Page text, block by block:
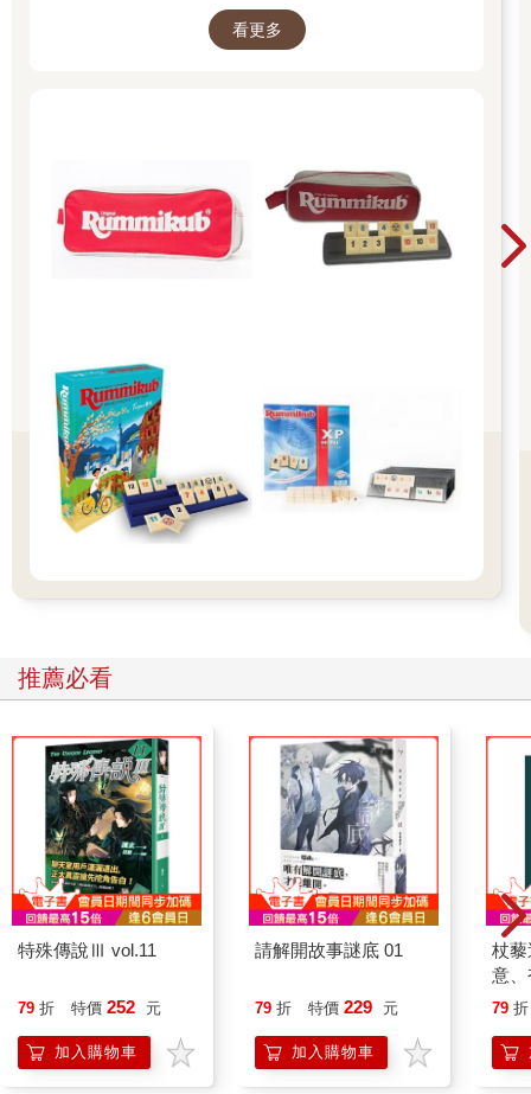
看更多
推薦必看
特殊傳說Ⅲ vol.11
79 折 特價 252 元
加入購物車
請解開故事謎底 01
79 折 特價 229 元
加入購物車
杖
意
恭
79 折